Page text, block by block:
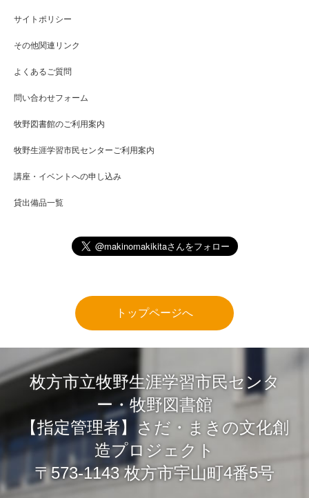
サイトポリシー
その他関連リンク
よくあるご質問
問い合わせフォーム
牧野図書館のご利用案内
牧野生涯学習市民センターご利用案内
講座・イベントへの申し込み
貸出備品一覧
トップページへ
枚方市立牧野生涯学習市民センタ
ー・牧野図書館
【指定管理者】さだ・まきの文化創
造プロジェクト
〒573-1143 枚方市宇山町4番5号